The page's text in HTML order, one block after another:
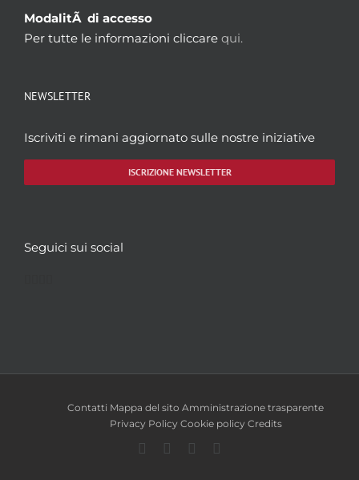
ModalitÃ di accesso
Per tutte le informazioni cliccare qui.
NEWSLETTER
Iscriviti e rimani aggiornato sulle nostre iniziative
ISCRIZIONE NEWSLETTER
Seguici sui social
Contatti Mappa del sito Amministrazione trasparente
Privacy Policy Cookie policy Credits
Facebook
TwitterYouTube